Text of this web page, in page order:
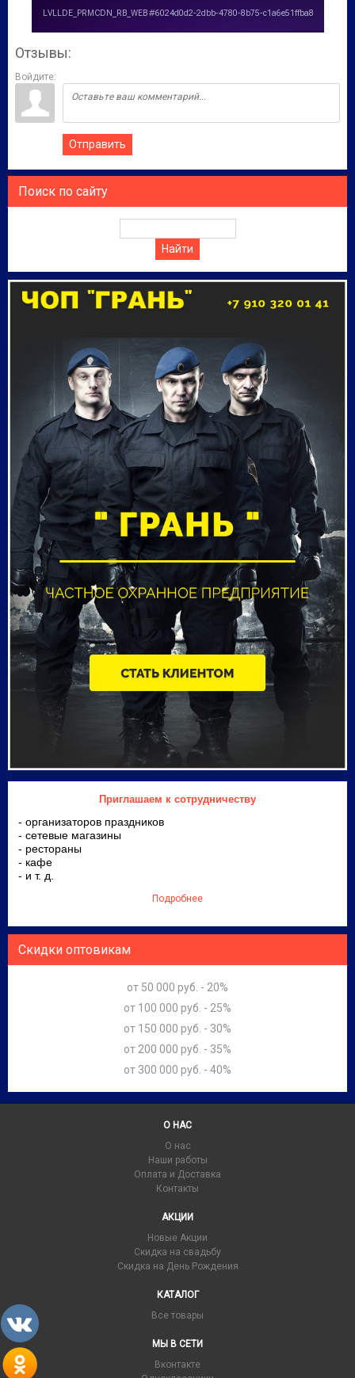
Отзывы:
Войдите:
Отправить
Поиск по сайту
Приглашаем к сотрудничеству
- организаторов праздников
- сетевые магазины
- рестораны
- кафе
- и т. д.
Подробнее
Скидки оптовикам
от 50 000 руб. - 20%
от 100 000 руб. - 25%
от 150 000 руб. - 30%
от 200 000 руб. - 35%
от 300 000 руб. - 40%
О НАС
О нас
Наши работы
Оплата и Доставка
Контакты
АКЦИИ
Новые Акции
Скидка на свадьбу
Скидка на День Рождения
КАТАЛОГ
Все товары
МЫ В СЕТИ
Вконтакте